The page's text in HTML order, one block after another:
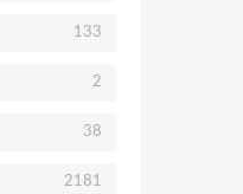
133
2
38
2181